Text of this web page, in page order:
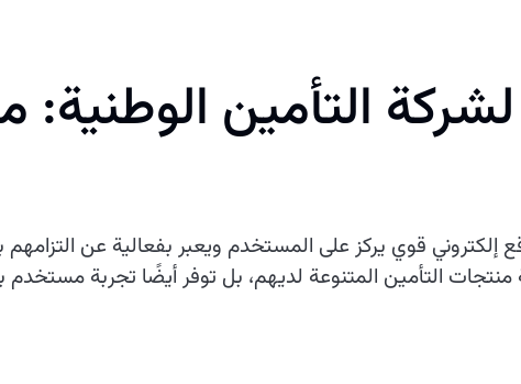
التأمين
إلكتروني قوي يركز على المستخدم ويعبر بفعالية عن
التأمين المتنوعة لديهم، بل توفر أيضًا تجربة مستخدم